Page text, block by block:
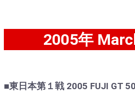
2005年
■東日本第１戦 2005 FUJI GT